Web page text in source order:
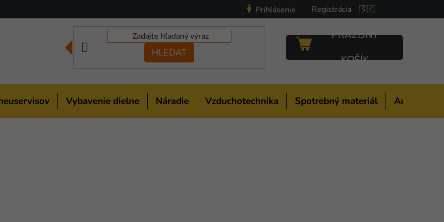
Prihlásenie Registrácia 🇸🇰
HLEDAT
NÁKUPNÝ
KOŠÍK
PRÁZDNY
KOŠÍK
Vybavenie dielne Náradie Vzduchotechnika Spotrebný materiál Auto-moto